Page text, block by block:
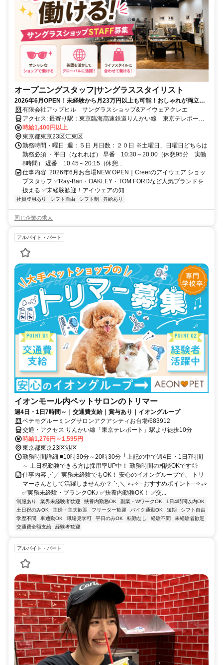
オープニングスタッフ|サングラススタイリスト
2026年6月OPEN！未経験から月23万円以上も可能！おしゃれが両立で
きるセレクトショップ
有限会社アップヒル サングラスショップ&アイウェアクレエ
アクセス: 最寄り駅：東京臨海高速鉄道りんかい線 東京テレポート
駅→徒歩３分 東京臨海新交通ゆりかもめ 台場駅→徒歩５分 ※勤務
の際は 自家用車は使用不可
時給1,400円以上
東京都東京23区江東区
勤務時間・曜日: 週：５日 月日数：２０日 ※土曜日、日曜日どちらは
勤務必須 ・平日（なれれば） 早番 10:30～20:00（休憩95分 実働
8時間） 遅番 10:45～20:15（休憩...
仕事内容: 2026年6月お台場NEW OPEN｜Creerのアイウエア ショッ
プスタッフ ✅Ray-Ban・OAKLEY・TOM FORDなど人気ブランドを
扱える ✅未経験歓迎！アイウェアの知...
社員登用あり シフト自由 シフト制 昇給あり
同じ企業の求人
アルバイト・パート
イオンモール内ペットサロンのトリマー
週4日・1日7時間～｜交通費支給｜賞与あり｜イオングループ
ペテモグルーミングサロンアクアシティお台場/683912
交通・アクセス りんかい線「東京テレポート」駅より徒歩10分
時給1,276円～1,595円
東京都東京23区港区
勤務時間詳細 ■10時30分～20時30分 └上記の中で週4日・1日7時間
～ 土日祝勤務できる方は採用率UP中！ 勤務時間の相談OKです◎
仕事内容 ⋰／ 実務未経験でもOK！ 安心のイオングループで、 トリ
マーさんとして活躍しませんか？ ⋱＼ ∘₊✧─おすすめポイント─✧₊∘
✅実務未経験・ブランクOK♪ ✅️扶養内勤務OK！ ✅️交...
制服あり 業界未経験者歓迎 扶養内勤務OK 副業・WワークOK
1日4時間以内OK
土日祝のみOK
主婦・主夫歓迎 フリーター歓迎 バイク通勤OK 短期
シフト自由
学歴不問
車通勤OK 職場見学可 平日のみOK 転勤なし 経験不問
未経験者歓迎
交通費全額支給
経験者歓迎
アルバイト・パート